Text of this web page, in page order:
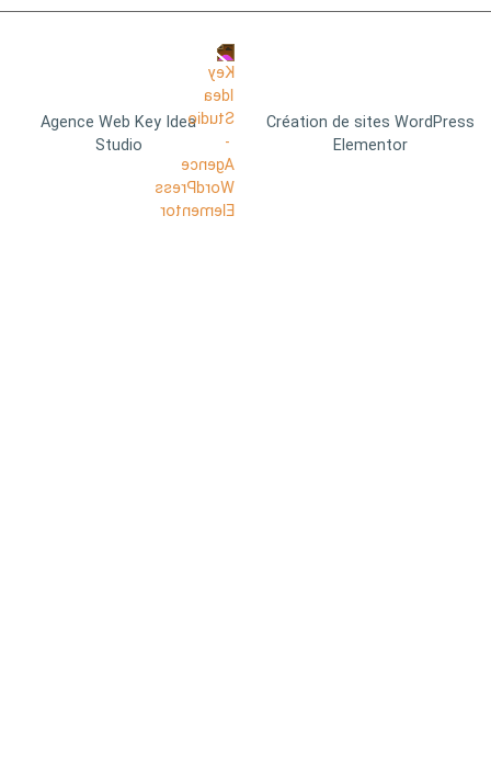
Agence Web Key Idea
Studio
Création de sites WordPress
Elementor